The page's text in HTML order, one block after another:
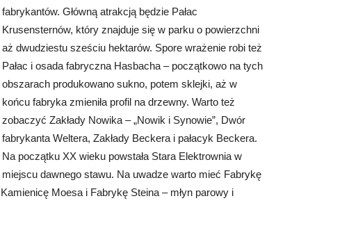
fabrykantów. Główną atrakcją będzie Pałac
Krusensternów, który znajduje się w parku o powierzchni
aż dwudziestu sześciu hektarów. Spore wrażenie robi też
Pałac i osada fabryczna Hasbacha – początkowo na tych
obszarach produkowano sukno, potem sklejki, aż w
końcu fabryka zmieniła profil na drzewny. Warto też
zobaczyć Zakłady Nowika – „Nowik i Synowie”, Dwór
fabrykanta Weltera, Zakłady Beckera i pałacyk Beckera.
Na początku XX wieku powstała Stara Elektrownia w
miejscu dawnego stawu. Na uwadze warto mieć Fabrykę
Moesa i Fabrykę Steina – młyn parowy i